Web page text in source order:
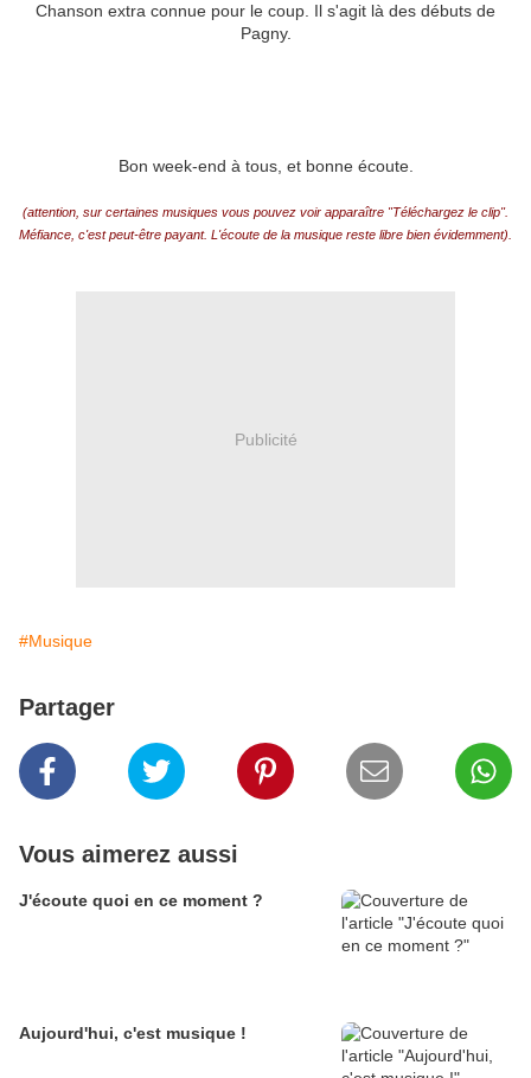
Chanson extra connue pour le coup. Il s'agit là des débuts de
Pagny.
Bon week-end à tous, et bonne écoute.
(attention, sur certaines musiques vous pouvez voir apparaître "Téléchargez le clip".
Méfiance, c'est peut-être payant. L'écoute de la musique reste libre bien évidemment).
Publicité
#Musique
Partager
Vous aimerez aussi
J'écoute quoi en ce moment ?
Aujourd'hui, c'est musique !